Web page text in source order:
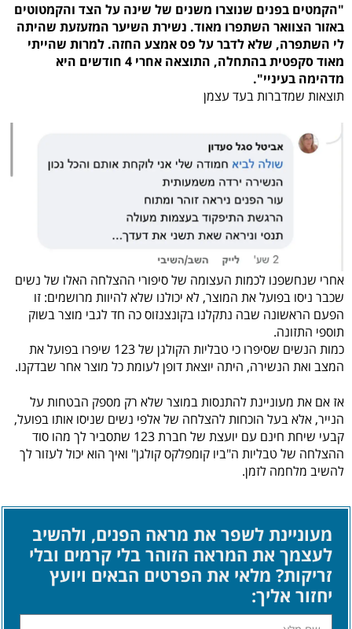
"הקמטים בפנים שנוצרו משנים של שינה על הצד והקמטוטים
באזור הצוואר השתפרו מאוד. נשירת השיער המזעזעת שהיתה
לי השתפרה, שלא לדבר על פס אמצע החזה. למרות שהייתי
מאוד סקפטית בהתחלה, התוצאה אחרי 4 חודשים היא
מדהימה בעיניי".
תוצאות שמדברות בעד עצמן
אחרי שנחשפנו לכמות העצומה של סיפורי ההצלחה האלו של נשים
שכבר ניסו בפועל את המוצר, לא יכולנו שלא להיוות מרושמים: זו
הפעם הראשונה שבה נתקלנו בקונצנזוס כה חד לגבי מוצר בשוק
תוספי התזונה.
כמות הנשים שסיפרו כי טבליות הקולגן של 123 שיפרו בפועל את
המצב ואת הנשירה, היתה יוצאת דופן לעומת כל מוצר אחר שבדקנו.
אז אם את מעוניינת להתנסות במוצר שלא רק מספק הבטחות על
הנייר, אלא בעל הוכחות להצלחה של אלפי נשים שניסו אותו בפועל,
קבעי שיחת חינם עם יועצת של חברת 123 שתסביר לך מהו סוד
ההצלחה של טבליות ה"ביו קומפלקס קולגן" ואיך הוא יכול לעזור לך
להשיב מלחמה לזמן.
מעוניינת לשפר את מראה הפנים, ולהשיב
לעצמך את המראה הזוהר בלי קרמים ובלי
זריקות? מלאי את הפרטים הבאים ויועץ
יחזור אליך: